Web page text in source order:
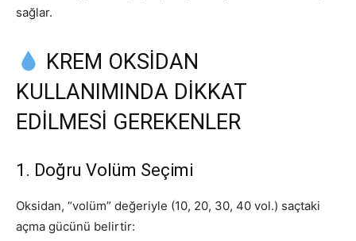
sağlar.
KREM OKSİDAN
KULLANIMINDA DİKKAT
EDİLMESİ GEREKENLER
1. Doğru Volüm Seçimi
Oksidan, “volüm” değeriyle (10, 20, 30, 40 vol.) saçtaki
açma gücünü belirtir: